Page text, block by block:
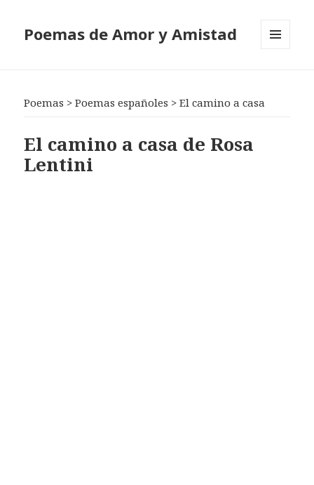
Poemas de Amor y Amistad
Poemas >Poemas españoles >El camino a casa
El camino a casa de Rosa
Lentini